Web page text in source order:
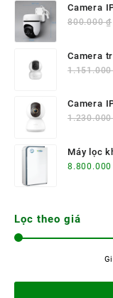
Camera
mã:
800.000₫
Camera
Camera
Máy lọc
8.800.000
Lọc theo giá